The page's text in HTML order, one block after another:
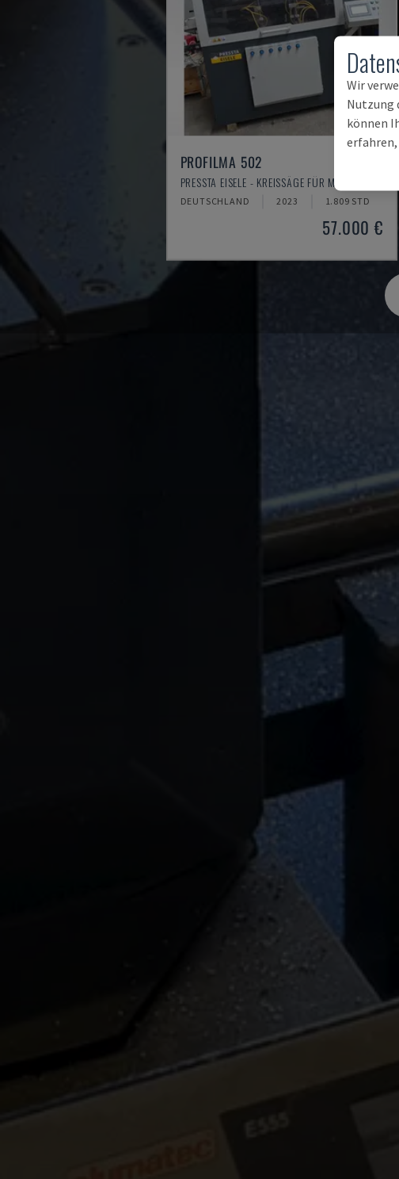
PROFILMA 502
PRESSTA EISELE - KREISSÄGE FÜR METALL
DEUTSCHLAND 2023 1.809 STD
57.000 €
Wir
Nutzung
können
erfahren,